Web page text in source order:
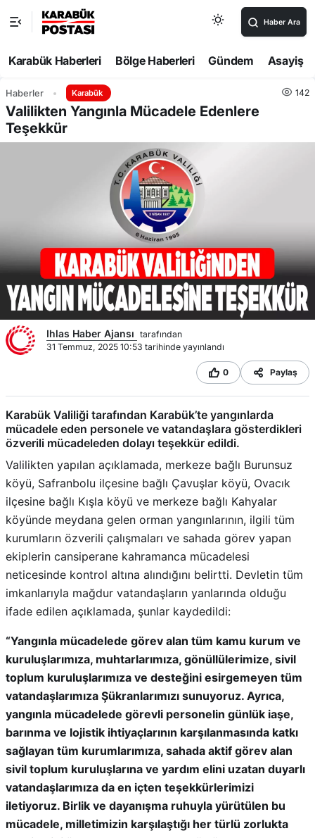
Haber Ara
Karabük Haberleri Bölge Haberleri Gündem Asayiş
Haberler Karabük 142
Valilikten Yangınla Mücadele Edenlere
Teşekkür
Ihlas Haber Ajansı tarafından
31 Temmuz, 2025 10:53 tarihinde yayınlandı
0 Paylaş
Karabük Valiliği tarafından Karabük’te yangınlarda
mücadele eden personele ve vatandaşlara gösterdikleri
özverili mücadeleden dolayı teşekkür edildi.
Valilikten yapılan açıklamada, merkeze bağlı Burunsuz
köyü, Safranbolu ilçesine bağlı Çavuşlar köyü, Ovacık
ilçesine bağlı Kışla köyü ve merkeze bağlı Kahyalar
köyünde meydana gelen orman yangınlarının, ilgili tüm
kurumların özverili çalışmaları ve sahada görev yapan
ekiplerin cansiperane kahramanca mücadelesi
neticesinde kontrol altına alındığını belirtti. Devletin tüm
imkanlarıyla mağdur vatandaşların yanlarında olduğu
ifade edilen açıklamada, şunlar kaydedildi:
“Yangınla mücadelede görev alan tüm kamu kurum ve
kuruluşlarımıza, muhtarlarımıza, gönüllülerimize, sivil
toplum kuruluşlarımıza ve desteğini esirgemeyen tüm
vatandaşlarımıza Şükranlarımızı sunuyoruz. Ayrıca,
yangınla mücadelede görevli personelin günlük iaşe,
barınma ve lojistik ihtiyaçlarının karşılanmasında katkı
sağlayan tüm kurumlarımıza, sahada aktif görev alan
sivil toplum kuruluşlarına ve yardım elini uzatan duyarlı
vatandaşlarımıza da en içten teşekkürlerimizi
iletiyoruz. Birlik ve dayanışma ruhuyla yürütülen bu
mücadele, milletimizin karşılaştığı her türlü zorlukta